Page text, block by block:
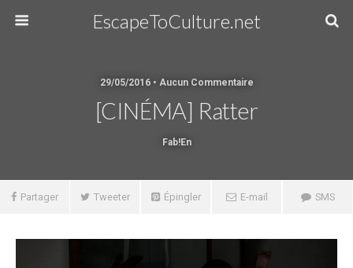
EscapeToCulture.net
29/05/2016 • Aucun Commentaire
[CINÉMA] Ratter
Fab!en
Partager Tweeter Épingler E-mail SMS